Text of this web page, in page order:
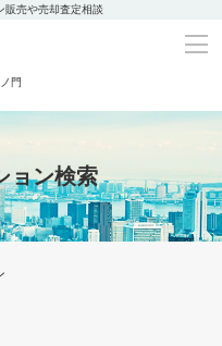
販売や売却査定相談
門
ョン検索